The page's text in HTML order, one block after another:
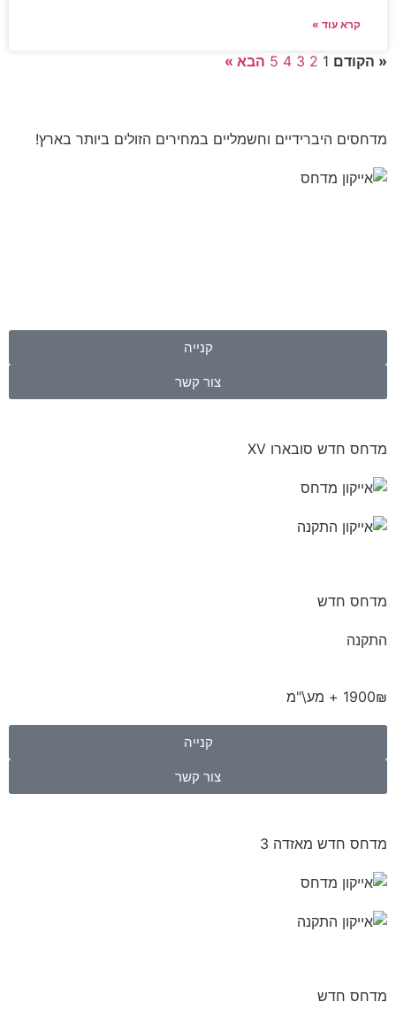
קרא עוד »
« הקודם 1
2
3
4
5 הבא »
מדחסים היברידיים וחשמליים במחירים הזולים ביותר בארץ!
קנייה
צור קשר
מדחס חדש סובארו XV
מדחס חדש
התקנה
1900₪ + מע\"מ
קנייה
צור קשר
מדחס חדש מאזדה 3
מדחס חדש